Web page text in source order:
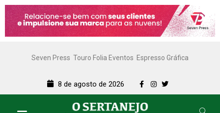
Seven Press Touro Folia Eventos Espresso Gráfica
8 de agosto de 2026